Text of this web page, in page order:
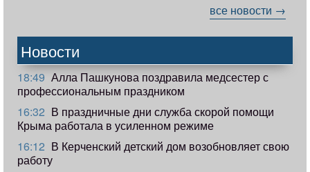
все новости →
Новости
18:49 Алла Пашкунова поздравила медсестер с
профессиональным праздником
16:32 В праздничные дни служба скорой помощи
Крыма работала в усиленном режиме
16:12 В Керченский детский дом возобновляет свою
работу